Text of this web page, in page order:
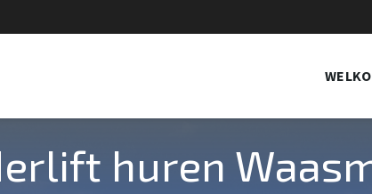
huren